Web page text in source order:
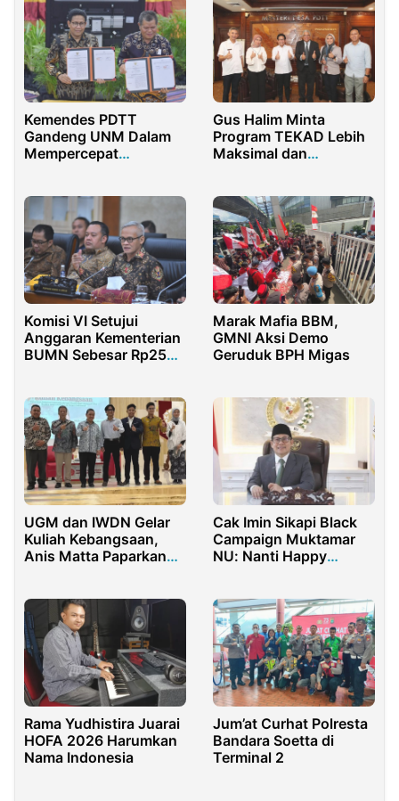
Kemendes PDTT
Gandeng UNM Dalam
Mempercepat
Gus Halim Minta
Program TEKAD Lebih
Maksimal dan
Komisi VI Setujui
Anggaran Kementerian
BUMN Sebesar Rp255
Marak Mafia BBM,
GMNI Aksi Demo
Geruduk BPH Migas
UGM dan IWDN Gelar
Kuliah Kebangsaan,
Anis Matta Paparkan
Cak Imin Sikapi Black
Campaign Muktamar
NU: Nanti Happy
Rama Yudhistira Juarai
HOFA 2026 Harumkan
Nama Indonesia
Jum’at Curhat Polresta
Bandara Soetta di
Terminal 2